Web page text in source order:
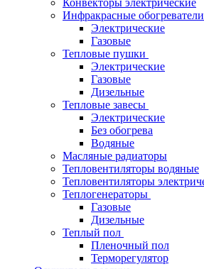
Конвекторы электрические
Инфракрасные обогреватели
Электрические
Газовые
Тепловые пушки
Электрические
Газовые
Дизельные
Тепловые завесы
Электрические
Без обогрева
Водяные
Масляные радиаторы
Тепловентиляторы водяные
Тепловентиляторы
Теплогенераторы
Газовые
Дизельные
Теплый пол
Пленочный пол
Терморегулятор